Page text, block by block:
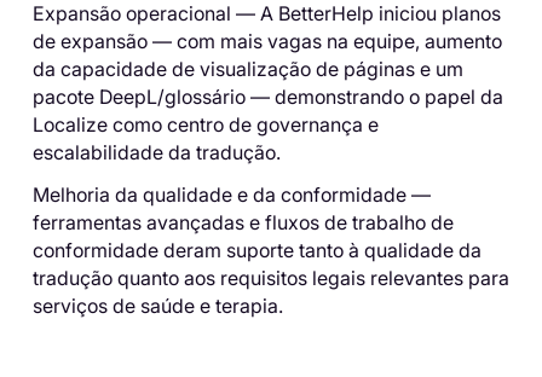
Expansão operacional — A BetterHelp iniciou planos
de expansão — com mais vagas na equipe, aumento
da capacidade de visualização de páginas e um
pacote DeepL/glossário — demonstrando o papel da
Localize como centro de governança e
escalabilidade da tradução.
Melhoria da qualidade e da conformidade —
ferramentas avançadas e fluxos de trabalho de
conformidade deram suporte tanto à qualidade da
tradução quanto aos requisitos legais relevantes para
serviços de saúde e terapia.